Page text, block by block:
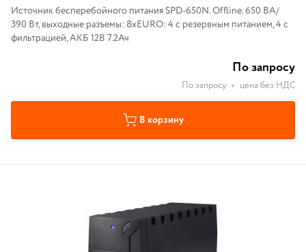
Источник бесперебойного питания SPD-650N. Offline. 650 ВА/
390 Вт, выходные разъемы: 8хEURO: 4 с резервным питанием, 4 с
фильтрацией, АКБ 12В 7.2Ач
По запросу
По запросу • цена без НДС
В корзину